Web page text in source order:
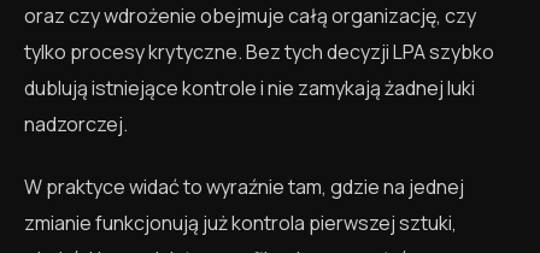
oraz czy wdrożenie obejmuje całą organizację, czy
tylko procesy krytyczne. Bez tych decyzji LPA szybko
dublują istniejące kontrole i nie zamykają żadnej luki
nadzorczej.
W praktyce widać to wyraźnie tam, gdzie na jednej
zmianie funkcjonują już kontrola pierwszej sztuki,